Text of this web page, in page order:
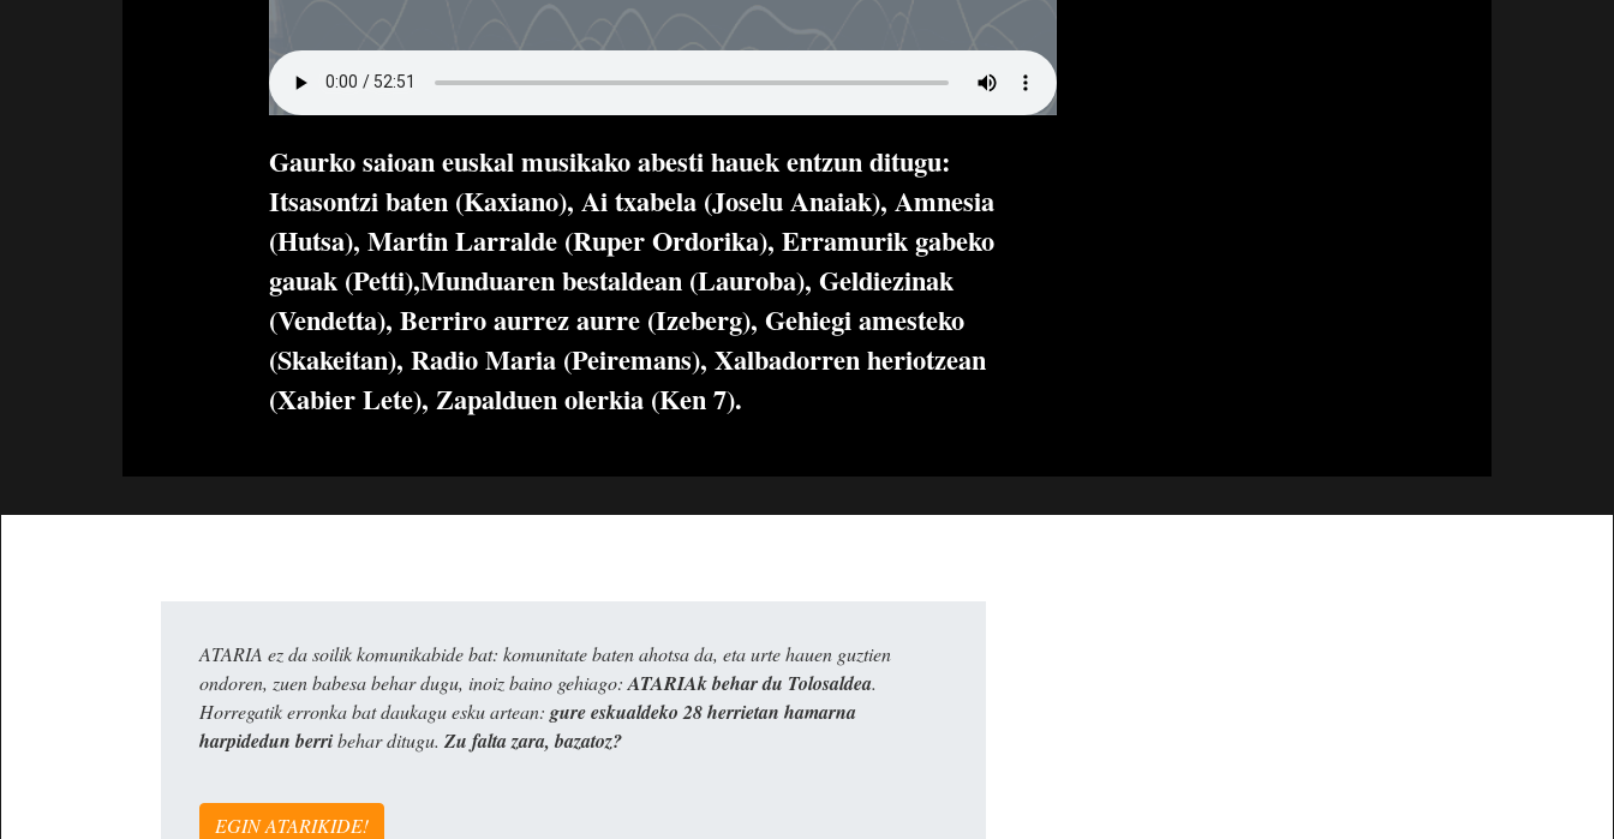
Gaurko saioan euskal musikako abesti hauek entzun ditugu:
Itsasontzi baten (Kaxiano), Ai txabela (Joselu Anaiak), Amnesia
(Hutsa), Martin Larralde (Ruper Ordorika), Erramurik gabeko
gauak (Petti),Munduaren bestaldean (Lauroba), Geldiezinak
(Vendetta), Berriro aurrez aurre (Izeberg), Gehiegi amesteko
(Skakeitan), Radio Maria (Peiremans), Xalbadorren heriotzean
(Xabier Lete), Zapalduen olerkia (Ken 7).
ATARIA ez da soilik komunikabide bat: komunitate baten ahotsa da, eta urte hauen guztien
ondoren, zuen babesa behar dugu, inoiz baino gehiago: ATARIAk behar du Tolosaldea.
Horregatik erronka bat daukagu esku artean: gure eskualdeko 28 herrietan hamarna
harpidedun berribehar ditugu. Zu falta zara, bazatoz?
EGIN ATARIKIDE!